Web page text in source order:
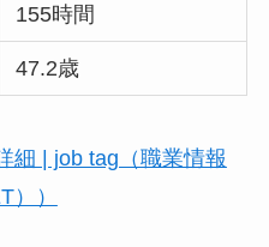
155時間
47.2歳
細 | job tag（職業情報
）